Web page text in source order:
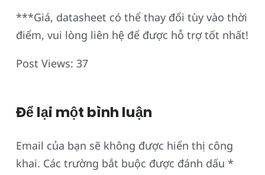
***Giá, datasheet có thể thay đổi tùy vào thời
điểm, vui lòng liên hệ để được hỗ trợ tốt nhất!
Post Views: 37
Để lại một bình luận
Email của bạn sẽ không được hiển thị công
khai. Các trường bắt buộc được đánh dấu *